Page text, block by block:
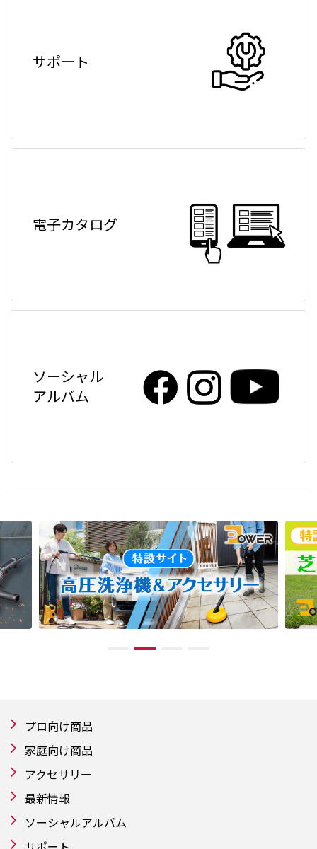
サポート
電子カタログ
ソーシャル
アルバム
プロ向け商品
家庭向け商品
アクセサリー
最新情報
ソーシャルアルバム